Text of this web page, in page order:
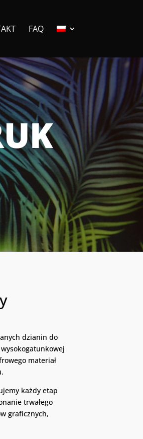
FAQ
dzianin do
materiał
każdy etap
trwałego
graficznych,